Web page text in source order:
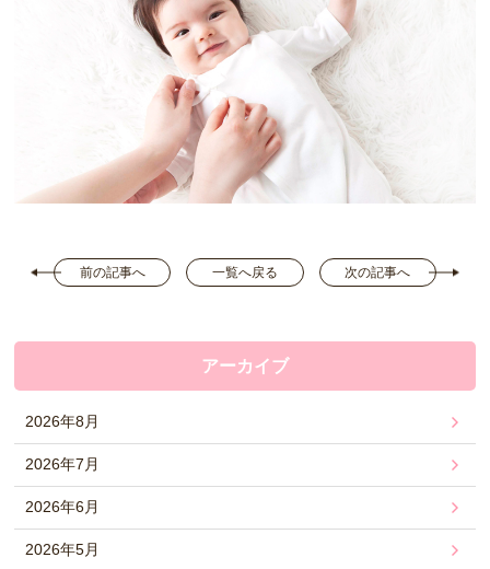
前の記事へ 一覧へ戻る 次の記事へ
アーカイブ
2026年8月
2026年7月
2026年6月
2026年5月